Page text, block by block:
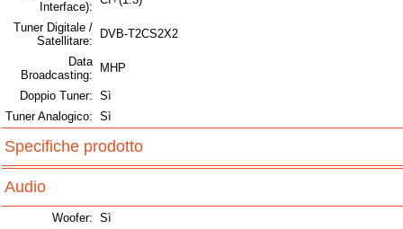
Interface):
Tuner Digitale /
Satellitare:
DVB-T2CS2X2
Data
Broadcasting:
MHP
Doppio Tuner: Sì
Tuner Analogico: Sì
Specifiche prodotto
Audio
Woofer: Sì